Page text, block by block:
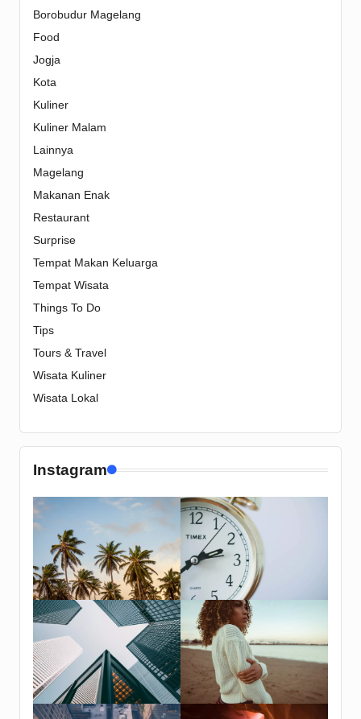
Borobudur Magelang
Food
Jogja
Kota
Kuliner
Kuliner Malam
Lainnya
Magelang
Makanan Enak
Restaurant
Surprise
Tempat Makan Keluarga
Tempat Wisata
Things To Do
Tips
Tours & Travel
Wisata Kuliner
Wisata Lokal
Instagram